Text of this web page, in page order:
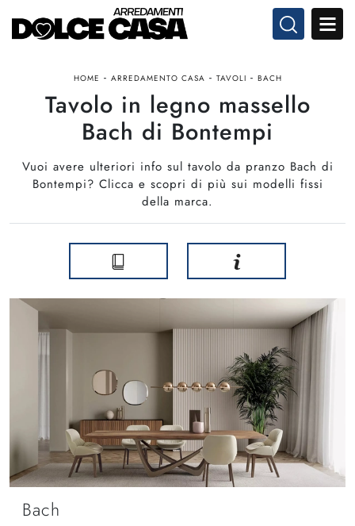
HOME - ARREDAMENTO CASA - TAVOLI - BACH
Tavolo in legno massello
Bach di Bontempi
Vuoi avere ulteriori info sul tavolo da pranzo Bach di
Bontempi? Clicca e scopri di più sui modelli fissi
della marca.
Bach